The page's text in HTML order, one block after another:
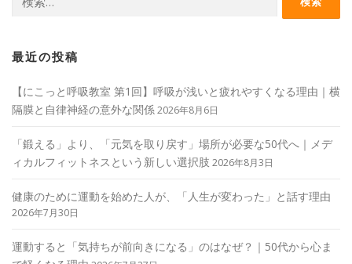
索:
最近の投稿
【にこっと呼吸教室 第1回】呼吸が浅いと疲れやすくなる理由｜横
隔膜と自律神経の意外な関係2026年8月6日
「鍛える」より、「元気を取り戻す」場所が必要な50代へ｜メデ
ィカルフィットネスという新しい選択肢 2026年8月3日
健康のために運動を始めた人が、「人生が変わった」と話す理由
2026年7月30日
運動すると「気持ちが前向きになる」のはなぜ？｜50代から心ま